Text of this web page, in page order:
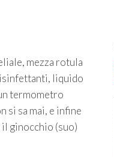
mezza rotula
liquido
termometro
si sa mai, e infine
ginocchio (suo)